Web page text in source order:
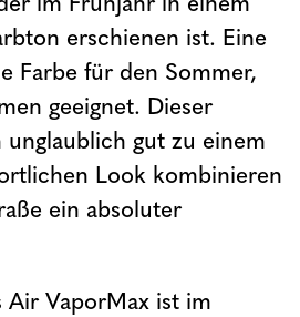
erschienen ist. Eine
Farbe für den Sommer,
geeignet. Dieser
unglaublich gut zu einem
Look kombinieren
ein absoluter
Air VaporMax ist im